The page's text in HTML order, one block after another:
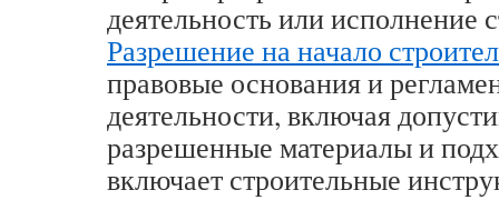
деятельность или исполнение
Разрешение на начало
правовые основания и
деятельности, включая
разрешенные материалы и
включает строительные